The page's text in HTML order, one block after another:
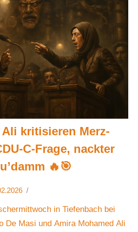
kritisieren Merz-
C-Frage, nackter
🔥🎯
in Tiefenbach bei
De Masi und Amira Mohamed Ali